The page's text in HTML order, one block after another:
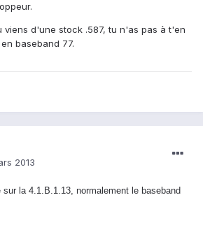
viens d'une stock .587, tu n'as pas à t'en
baseband 77.
2013
la 4.1.B.1.13, normalement le baseband